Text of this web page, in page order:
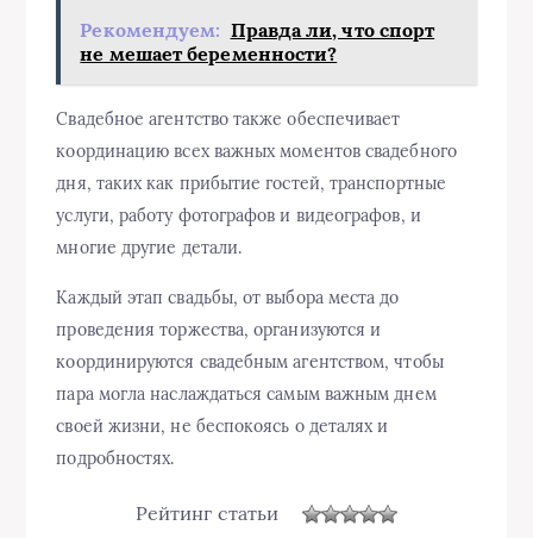
Рекомендуем: Правда ли, что спорт
не мешает беременности?
Свадебное агентство также обеспечивает
координацию всех важных моментов свадебного
дня, таких как прибытие гостей, транспортные
услуги, работу фотографов и видеографов, и
многие другие детали.
Каждый этап свадьбы, от выбора места до
проведения торжества, организуются и
координируются свадебным агентством, чтобы
пара могла наслаждаться самым важным днем
своей жизни, не беспокоясь о деталях и
подробностях.
Рейтинг статьи